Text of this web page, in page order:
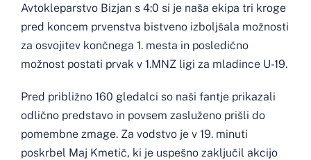
Avtokleparstvo Bizjan s 4:0 si je naša ekipa tri kroge
pred koncem prvenstva bistveno izboljšala možnosti
za osvojitev končnega 1. mesta in posledično
možnost postati prvak v 1.MNZ ligi za mladince U-19.
Pred približno 160 gledalci so naši fantje prikazali
odlično predstavo in povsem zasluženo prišli do
pomembne zmage. Za vodstvo je v 19. minuti
poskrbel Maj Kmetič, ki je uspešno zaključil akcijo